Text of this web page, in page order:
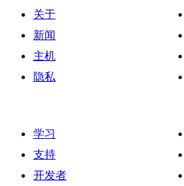
关于
新闻
主机
隐私
学习
支持
开发者